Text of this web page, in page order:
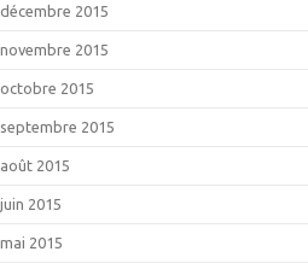
décembre 2015
novembre 2015
octobre 2015
septembre 2015
août 2015
juin 2015
mai 2015